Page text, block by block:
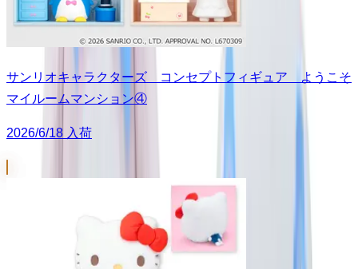
サンリオキャラクターズ コンセプトフィギュア ようこそ
マイルームマンション④
2026/6/18 入荷